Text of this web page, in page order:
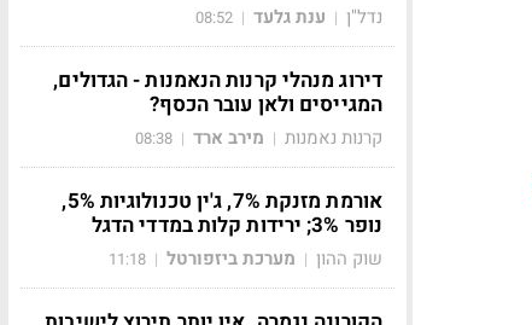
נדל"ן | ענת גלעד |
08:52
דירוג מנהלי קרנות הנאמנות - הגדולים,
המגייסים ולאן עובר הכסף?
קרנות נאמנות | מירב ארד |
08:38
אורמת מזנקת 7%, ג'ין טכנולוגיות 5%,
נופר 3%; ירידות קלות במדדי הדגל
שוק ההון | מערכת ביזפורטל |
11:18